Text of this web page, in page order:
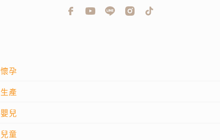
懷孕
生產
嬰兒
兒童